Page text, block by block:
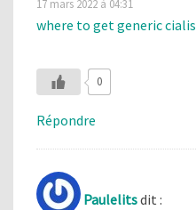
17 mars 2022 à 04:31
where to get generic cialis
0
Répondre
Paulelitsdit :